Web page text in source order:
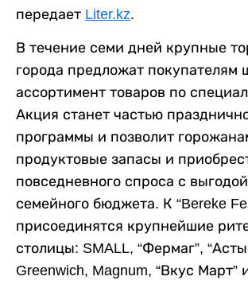
передает Liter.kz.
В течение семи дней крупные
города предложат покупателям
ассортимент товаров по
Акция станет частью
программы и позволит
продуктовые запасы и
повседневного спроса с
семейного бюджета. К “Bereke
присоединятся крупнейшие
столицы: SMALL, “Фермаг”,
Greenwich, Magnum, “Вкус Март”